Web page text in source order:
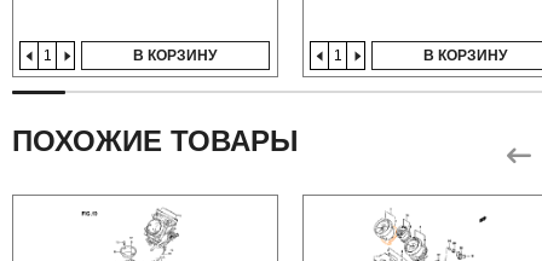
В КОРЗИНУ В КОРЗИНУ
ПОХОЖИЕ ТОВАРЫ